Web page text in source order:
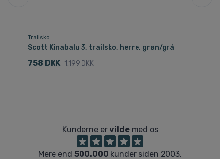
Trailsko
Scott Kinabalu 3, trailsko, herre, grøn/grå
758 DKK 1.199 DKK
Kunderne er vildemed os
Mere end 500.000 kunder siden 2003.